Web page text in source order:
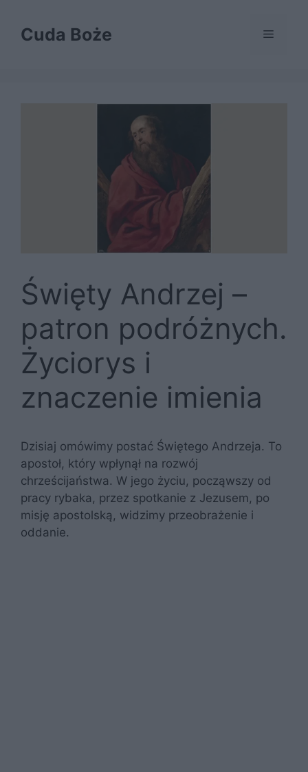
treściCuda Boże Menu
Święty Andrzej –
patron podróżnych.
Życiorys i
znaczenie imienia
Dzisiaj omówimy postać Świętego Andrzeja. To
apostoł, który wpłynął na rozwój
chrześcijaństwa. W jego życiu, począwszy od
pracy rybaka, przez spotkanie z Jezusem, po
misję apostolską, widzimy przeobrażenie i
oddanie.